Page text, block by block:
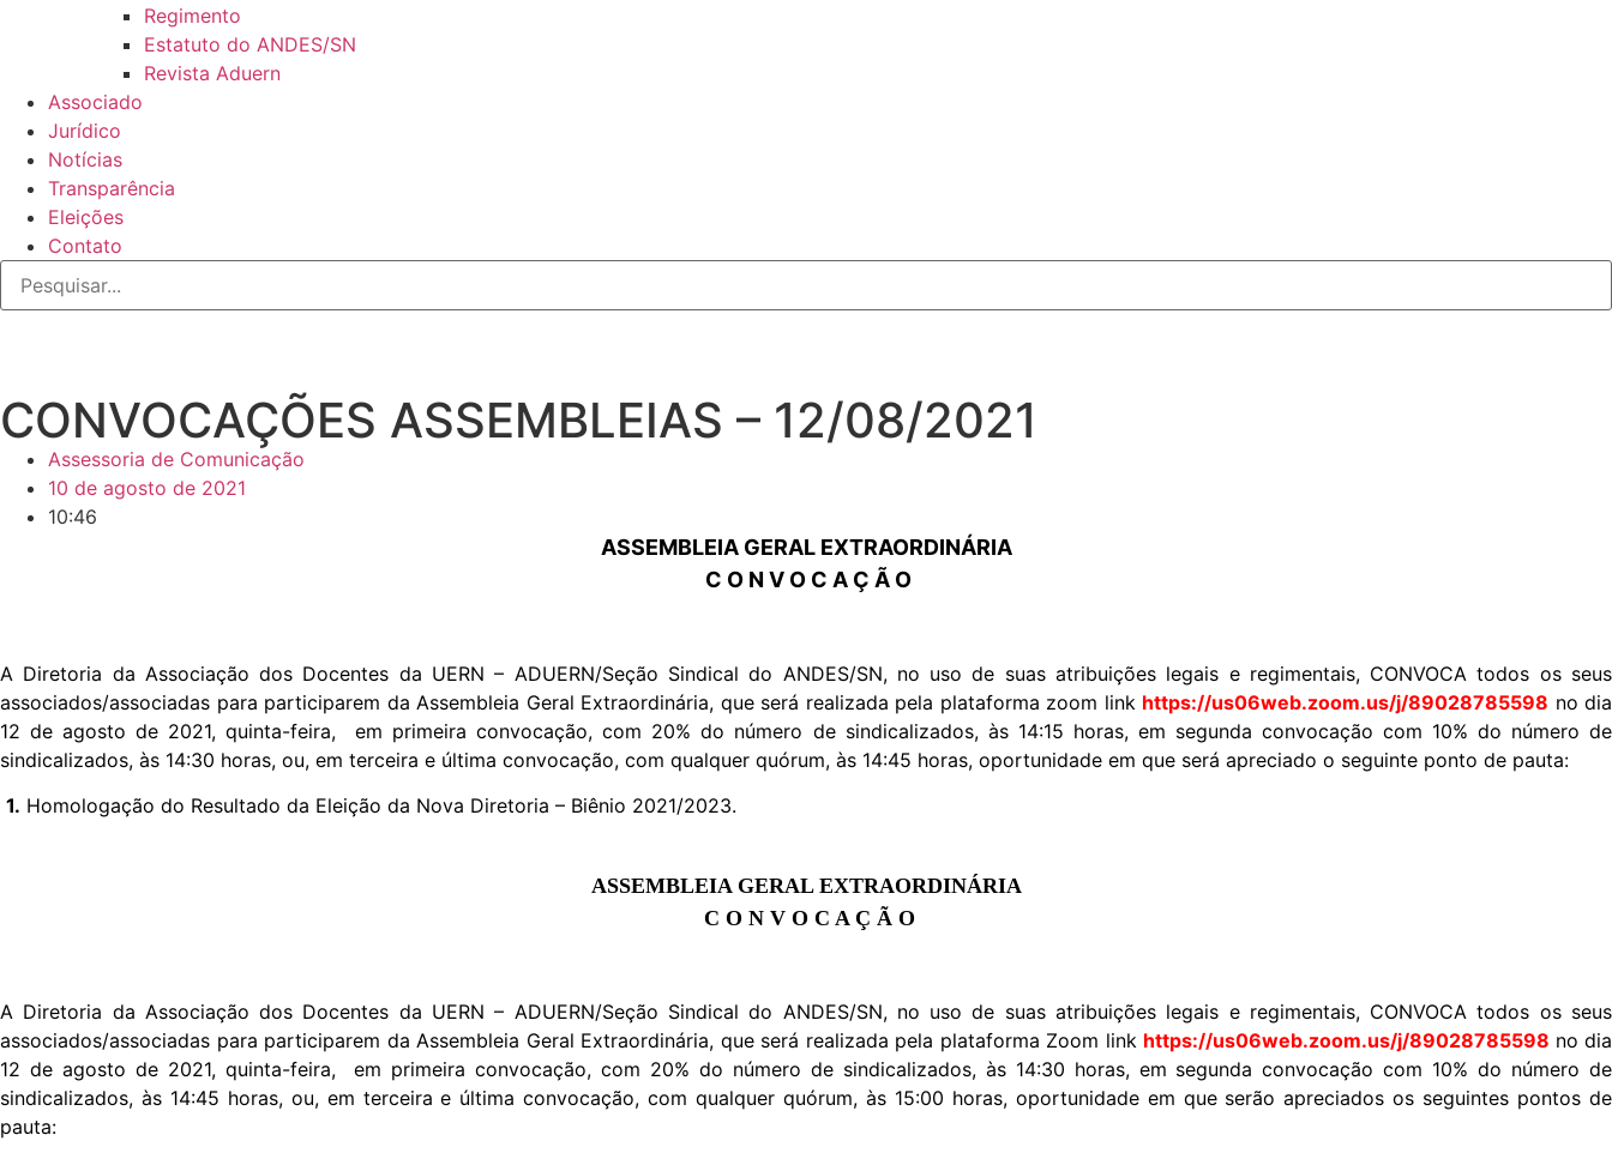
Regimento
Estatuto do ANDES/SN
Revista Aduern
Associado
Jurídico
Notícias
Transparência
Eleições
Contato
CONVOCAÇÕES ASSEMBLEIAS – 12/08/2021
Assessoria de Comunicação
10 de agosto de 2021
10:46
ASSEMBLEIA GERAL EXTRAORDINÁRIA
C O N V O C A Ç Ã O
A Diretoria da Associação dos Docentes da UERN – ADUERN/Seção Sindical do ANDES/SN, no uso de suas atribuições legais e regimentais, CONVOCA todos os seus
associados/associadas para participarem da Assembleia Geral Extraordinária, que será realizada pela plataforma zoom link https://us06web.zoom.us/j/89028785598 no dia
12 de agosto de 2021, quinta-feira, em primeira convocação, com 20% do número de sindicalizados, às 14:15 horas, em segunda convocação com 10% do número de
sindicalizados, às 14:30 horas, ou, em terceira e última convocação, com qualquer quórum, às 14:45 horas, oportunidade em que será apreciado o seguinte ponto de pauta:
1. Homologação do Resultado da Eleição da Nova Diretoria – Biênio 2021/2023.
ASSEMBLEIA GERAL EXTRAORDINÁRIA
C O N V O C A Ç Ã O
A Diretoria da Associação dos Docentes da UERN – ADUERN/Seção Sindical do ANDES/SN, no uso de suas atribuições legais e regimentais, CONVOCA todos os seus
associados/associadas para participarem da Assembleia Geral Extraordinária, que será realizada pela plataforma Zoom link https://us06web.zoom.us/j/89028785598 no dia
12 de agosto de 2021, quinta-feira, em primeira convocação, com 20% do número de sindicalizados, às 14:30 horas, em segunda convocação com 10% do número de
sindicalizados, às 14:45 horas, ou, em terceira e última convocação, com qualquer quórum, às 15:00 horas, oportunidade em que serão apreciados os seguintes pontos de
pauta: